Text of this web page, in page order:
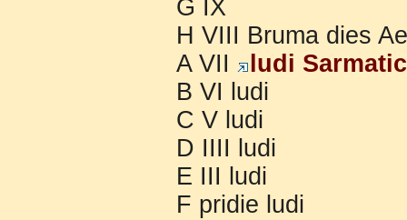
G IX
H VIII Bruma dies
A VII
ludi
B VI ludi
C V ludi
D IIII ludi
E III ludi
F pridie ludi